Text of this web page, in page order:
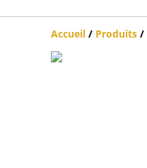
Accueil / Produits /